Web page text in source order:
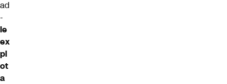
ad
-
le
ex
pl
ot
a